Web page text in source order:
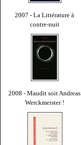
2007 - La Littérature à
contre-nuit
2008 - Maudit soit Andreas
Werckmeister !